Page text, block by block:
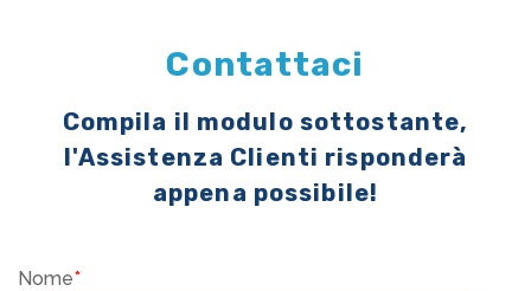
Contattaci
Compila il modulo sottostante,
l'Assistenza Clienti risponderà
appena possibile!